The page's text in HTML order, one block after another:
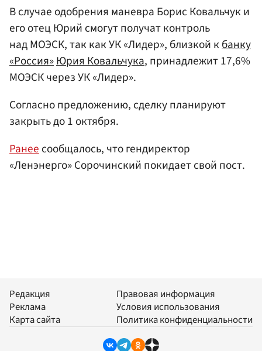
В случае одобрения маневра Борис Ковальчук и
его отец Юрий смогут получат контроль
над МОЭСК, так как УК «Лидер», близкой к банку
«Россия»Юрия Ковальчука, принадлежит 17,6%
МОЭСК через УК «Лидер».
Согласно предложению, сделку планируют
закрыть до 1 октября.
Ранеесообщалось, что гендиректор
«Ленэнерго» Сорочинский покидает свой пост.
Редакция
Реклама
Карта сайта
Правовая информация
Условия использования
Политика конфиденциальности